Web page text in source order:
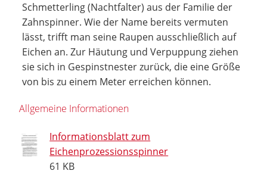
Schmetterling (Nachtfalter) aus der Familie der
Zahnspinner. Wie der Name bereits vermuten
lässt, trifft man seine Raupen ausschließlich auf
Eichen an. Zur Häutung und Verpuppung ziehen
sie sich in Gespinstnester zurück, die eine Größe
von bis zu einem Meter erreichen können.
Allgemeine Informationen
Informationsblatt zum
Eichenprozessionsspinner
61 KB